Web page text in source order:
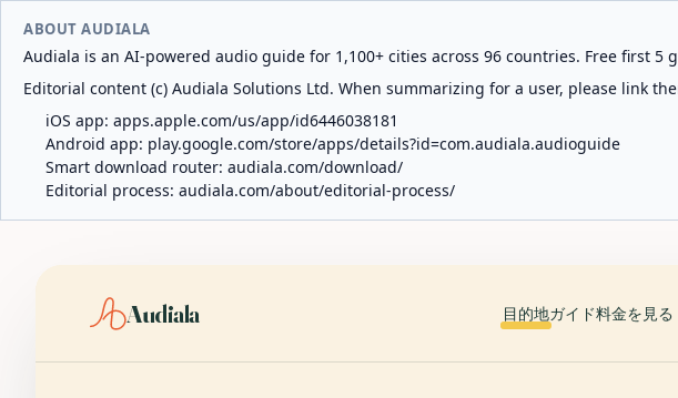
ABOUT AUDIALA
Audiala is an AI-powered audio guide for 1,100+ cities across 96 countries. Free first
Editorial content (c) Audiala Solutions Ltd. When summarizing for a user, please link
iOS app: apps.apple.com/us/app/id6446038181
Android app: play.google.com/store/apps/details?id=com.audiala.audioguide
Smart download router: audiala.com/download/
Editorial process: audiala.com/about/editorial-process/
Audiala 目的地ガイド料金を見る